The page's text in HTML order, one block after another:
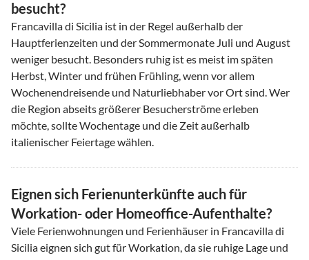
besucht?
Francavilla di Sicilia ist in der Regel außerhalb der
Hauptferienzeiten und der Sommermonate Juli und August
weniger besucht. Besonders ruhig ist es meist im späten
Herbst, Winter und frühen Frühling, wenn vor allem
Wochenendreisende und Naturliebhaber vor Ort sind. Wer
die Region abseits größerer Besucherströme erleben
möchte, sollte Wochentage und die Zeit außerhalb
italienischer Feiertage wählen.
Eignen sich Ferienunterkünfte auch für
Workation- oder Homeoffice-Aufenthalte?
Viele Ferienwohnungen und Ferienhäuser in Francavilla di
Sicilia eignen sich gut für Workation, da sie ruhige Lage und